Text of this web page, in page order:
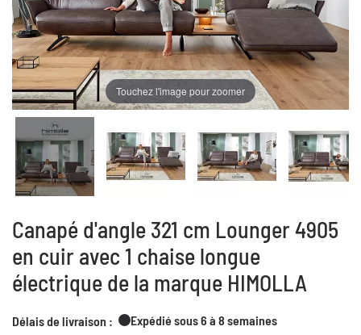
Touchez l'image pour zoomer
Canapé d'angle 321 cm Lounger 4905
en cuir avec 1 chaise longue
électrique de la marque HIMOLLA
Délais de livraison : Expédié sous 6 à 8 semaines